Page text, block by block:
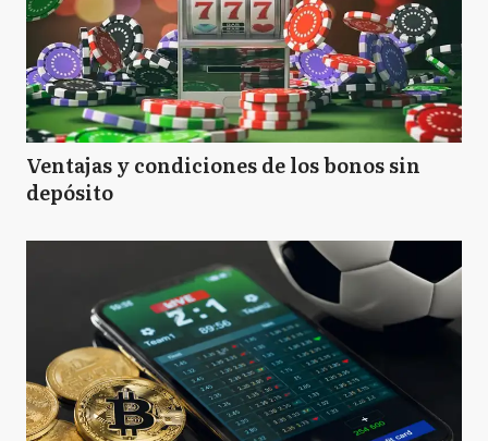
Ventajas y condiciones de los bonos sin
depósito